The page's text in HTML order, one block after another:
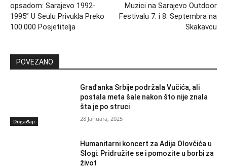
opsadom: Sarajevo 1992-
1995” U Seulu Privukla Preko
100.000 Posjetitelja
Muzici na Sarajevo Outdoor
Festivalu 7. i 8. Septembra na
Skakavcu
POVEZANO
Događaji
Građanka Srbije podržala Vučića, ali
postala meta šale nakon što nije znala
šta je po struci
28 Januara, 2025
Humanitarni koncert za Adija Olovčića u
Slogi: Pridružite se i pomozite u borbi za
život